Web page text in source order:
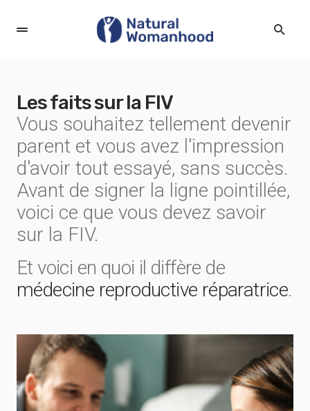
Les faits sur la FIV
Vous souhaitez tellement devenir
parent et vous avez l'impression
d'avoir tout essayé, sans succès.
Avant de signer la ligne pointillée,
voici ce que vous devez savoir
sur la FIV.
Et voici en quoi il diffère de
médecine reproductive réparatrice.